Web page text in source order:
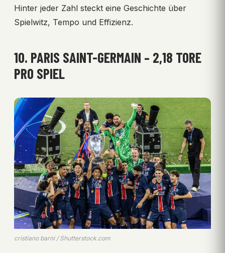
Hinter jeder Zahl steckt eine Geschichte über
Spielwitz, Tempo und Effizienz.
10. PARIS SAINT-GERMAIN – 2,18 TORE
PRO SPIEL
cristiano barni / Shutterstock.com